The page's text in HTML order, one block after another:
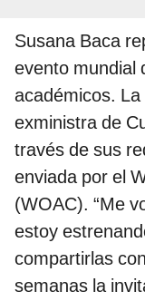
Susana Baca
evento mundial
académicos.
exministra de
través de sus
enviada por el
(WOAC). “Me
estoy
compartirlas
semanas la